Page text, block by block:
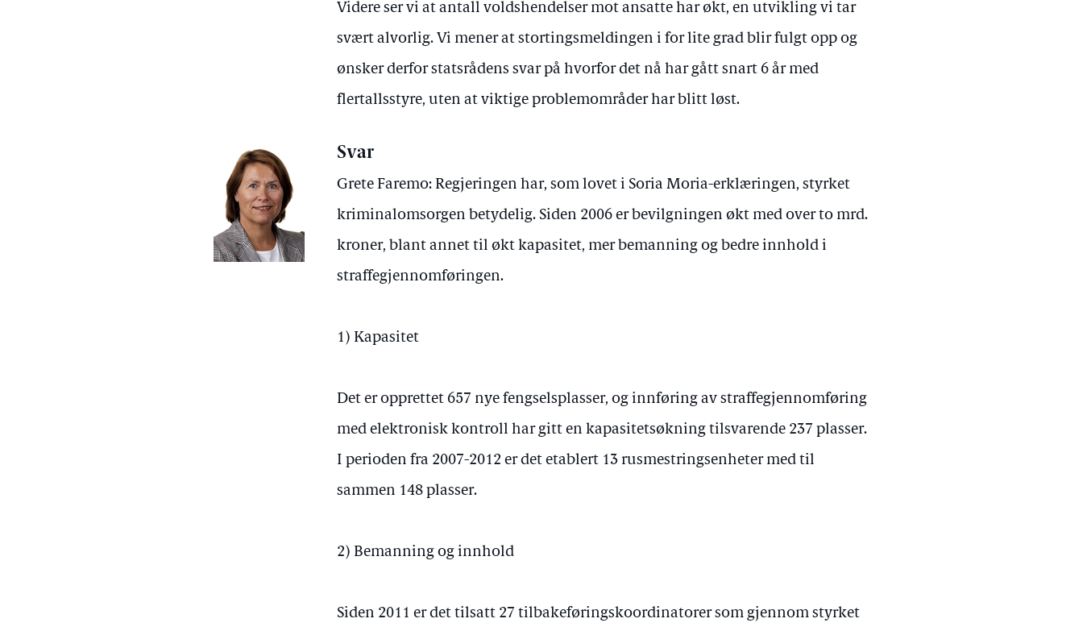
Videre ser vi at antall voldshendelser mot ansatte har økt, en utvikling vi tar
svært alvorlig. Vi mener at stortingsmeldingen i for lite grad blir fulgt opp og
ønsker derfor statsrådens svar på hvorfor det nå har gått snart 6 år med
flertallsstyre, uten at viktige problemområder har blitt løst.
Svar
Grete Faremo: Regjeringen har, som lovet i Soria Moria-erklæringen, styrket
kriminalomsorgen betydelig. Siden 2006 er bevilgningen økt med over to mrd.
kroner, blant annet til økt kapasitet, mer bemanning og bedre innhold i
straffegjennomføringen.
1) Kapasitet
Det er opprettet 657 nye fengselsplasser, og innføring av straffegjennomføring
med elektronisk kontroll har gitt en kapasitetsøkning tilsvarende 237 plasser.
I perioden fra 2007-2012 er det etablert 13 rusmestringsenheter med til
sammen 148 plasser.
2) Bemanning og innhold
Siden 2011 er det tilsatt 27 tilbakeføringskoordinatorer som gjennom styrket